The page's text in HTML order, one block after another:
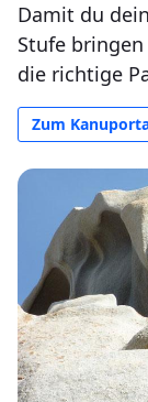
Damit du
Stufe
die richtige
Zum